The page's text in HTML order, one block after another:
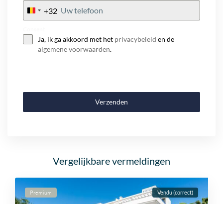
Belgium
+32
Ja, ik ga akkoord met het privacybeleid en de
algemene voorwaarden.
Verzenden
Vergelijkbare vermeldingen
Premium Vendu (correct)